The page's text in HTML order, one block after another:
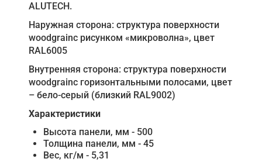
ALUTECH.
Наружная сторона: структура поверхности
woodgrainс рисунком «микроволна», цвет
RAL6005
Внутренняя сторона: структура поверхности
woodgrainс горизонтальными полосами, цвет
– бело-серый (близкий RAL9002)
Характеристики
Высота панели, мм - 500
Толщина панели, мм - 45
Вес, кг/м - 5,31